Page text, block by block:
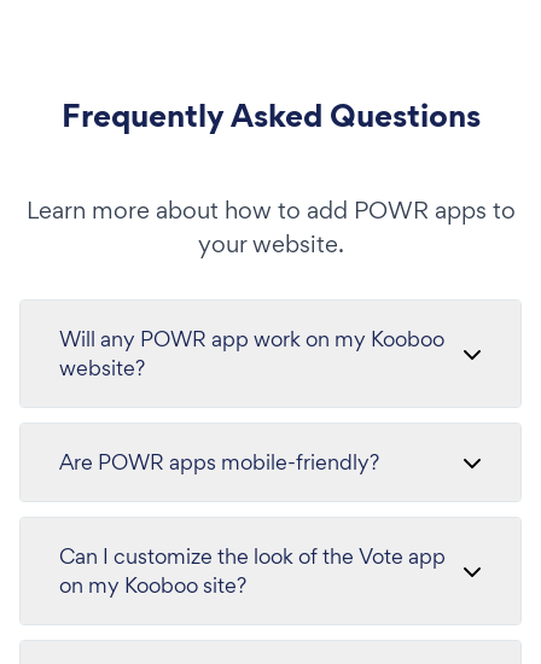
Frequently Asked Questions
Learn more about how to add POWR apps to
your website.
Will any POWR app work on my Kooboo
website?
Are POWR apps mobile-friendly?
Can I customize the look of the Vote app
on my Kooboo site?